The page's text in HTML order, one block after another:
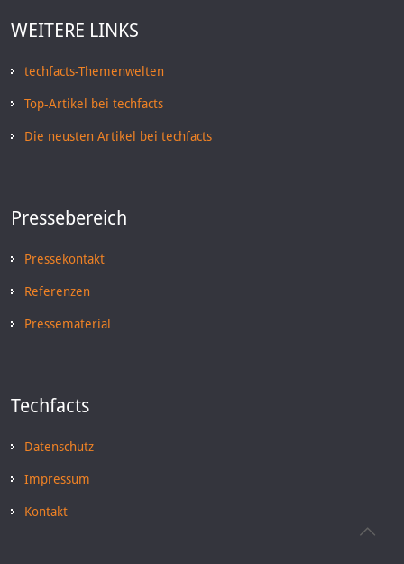
WEITERE LINKS
techfacts-Themenwelten
Top-Artikel bei techfacts
Die neusten Artikel bei techfacts
Pressebereich
Pressekontakt
Referenzen
Pressematerial
Techfacts
Datenschutz
Impressum
Kontakt